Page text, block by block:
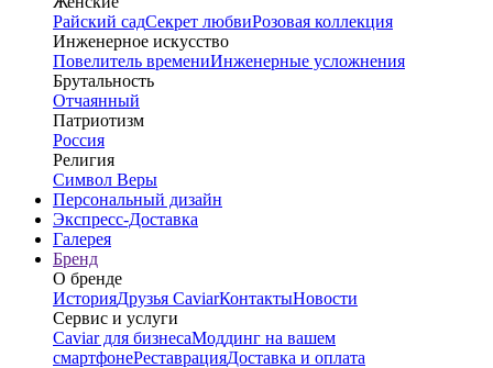
Райский садСекрет любвиРозовая коллекция
Инженерное искусство
Повелитель времениИнженерные усложнения
Брутальность
Отчаянный
Патриотизм
Россия
Религия
Символ Веры
Персональный дизайн
Экспресс-Доставка
Галерея
Бренд
О бренде
ИсторияДрузья CaviarКонтактыНовости
Сервис и услуги
Caviar для бизнесаМоддинг на вашем
смартфонеРеставрацияДоставка и оплата